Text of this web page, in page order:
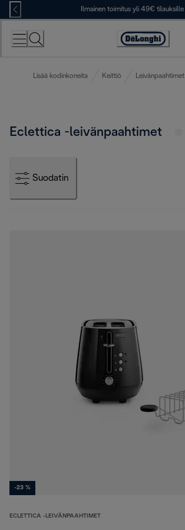
Skip
to
Content
Ilmainen toimitus yli 49€ tilauksille
Accessibility
Lisää kodinkoneita Keittiö Leivänpaahtimet
Eclettica -leivänpaahtimet
Suodatin
-23 %
ECLETTICA -LEIVÄNPAAHTIMET